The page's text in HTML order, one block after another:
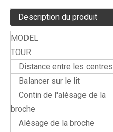
Description du produit
MODEL
TOUR
Distance entre les centres
Balancer sur le lit
Contin de l'alésage de la
broche
Alésage de la broche